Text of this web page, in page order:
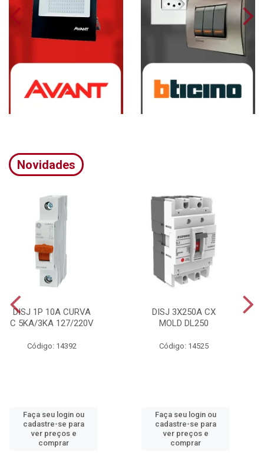
Novidades
DISJ 1P 10A CURVA
C 5KA/3KA 127/220V
Código: 14392
Faça seu login ou
cadastre-se para
ver preços e
comprar
DISJ 3X250A CX
MOLD DL250
Código: 14525
Faça seu login ou
cadastre-se para
ver preços e
comprar